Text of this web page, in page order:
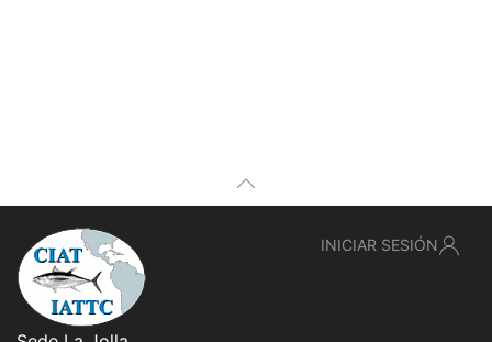
INICIAR SESIÓN